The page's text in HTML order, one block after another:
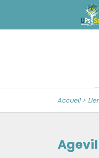
de
Sénescence
Accueil >